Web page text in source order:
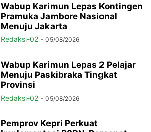
Wabup Karimun Lepas Kontingen
Pramuka Jambore Nasional
Menuju Jakarta
Redaksi-02 - 05/08/2026
Wabup Karimun Lepas 2 Pelajar
Menuju Paskibraka Tingkat
Provinsi
Redaksi-02 - 05/08/2026
Pemprov Kepri Perkuat